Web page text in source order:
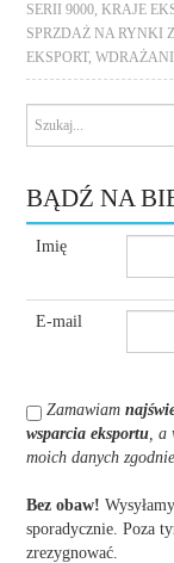
SERII 9000 ,KRAJE
SPRZDAŻ NA RYNKI
EKSPORT,
BĄDŹ NA
Imię
E-mail
Zamawiam
wsparcia eksportu ,
moich danych
Bez obaw!
sporadycznie. Poza
zrezygnować.